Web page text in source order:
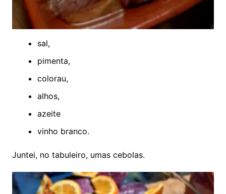
sal,
pimenta,
colorau,
alhos,
azeite
vinho branco.
Juntei, no tabuleiro, umas cebolas.